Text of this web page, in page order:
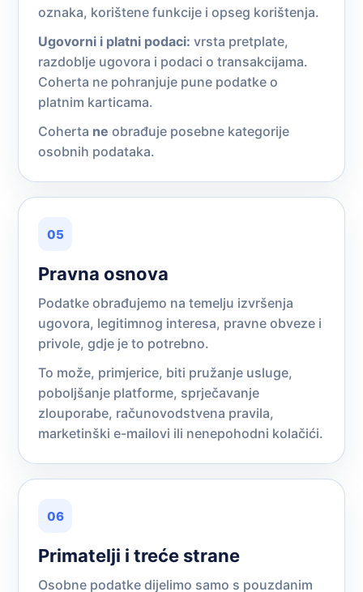
oznaka, korištene funkcije i opseg korištenja.
Ugovorni i platni podaci: vrsta pretplate,
razdoblje ugovora i podaci o transakcijama.
Coherta ne pohranjuje pune podatke o
platnim karticama.
Coherta ne obrađuje posebne kategorije
osobnih podataka.
05
Pravna osnova
Podatke obrađujemo na temelju izvršenja
ugovora, legitimnog interesa, pravne obveze i
privole, gdje je to potrebno.
To može, primjerice, biti pružanje usluge,
poboljšanje platforme, sprječavanje
zlouporabe, računovodstvena pravila,
marketinški e-mailovi ili nenepohodni kolačići.
06
Primatelji i treće strane
Osobne podatke dijelimo samo s pouzdanim